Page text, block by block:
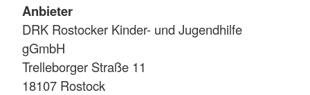
Anbieter
DRK Rostocker Kinder- und Jugendhilfe
gGmbH
Trelleborger Straße 11
18107 Rostock